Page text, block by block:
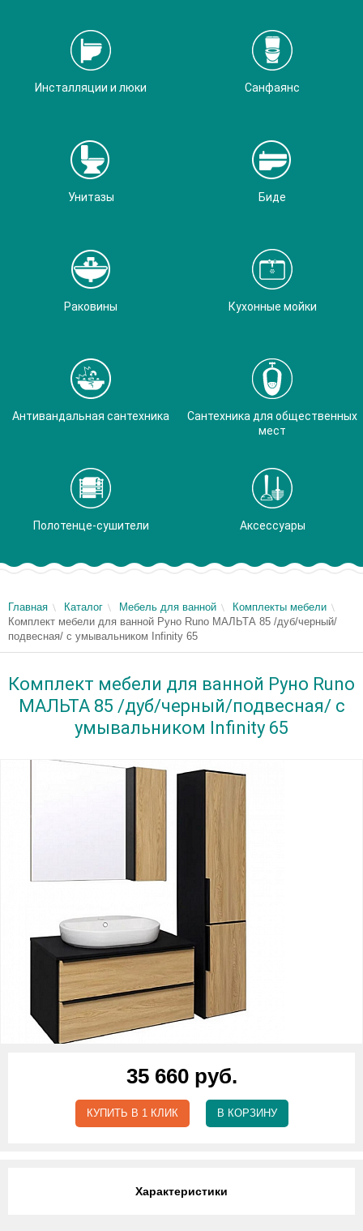
Инсталляции и люки Санфаянс
Унитазы Биде
Раковины Кухонные мойки
Антивандальная сантехника
Сантехника для общественных
мест
Полотенце-сушители Аксессуары
Главная Каталог Мебель для ванной
Комплекты мебели
Комплект мебели для ванной Руно Runo МАЛЬТА 85 /дуб/черный/
подвесная/ с умывальником Infinity 65
Комплект мебели для ванной Руно Runo
МАЛЬТА 85 /дуб/черный/подвесная/ с
умывальником Infinity 65
35 660 руб.
КУПИТЬ В 1 КЛИК В КОРЗИНУ
Характеристики